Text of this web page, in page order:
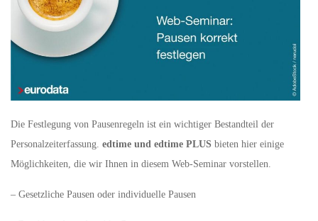
Die Festlegung von Pausenregeln ist ein wichtiger Bestandteil der
Personalzeiterfassung. edtime und edtime PLUS bieten hier einige
Möglichkeiten, die wir Ihnen in diesem Web-Seminar vorstellen.
– Gesetzliche Pausen oder individuelle Pausen